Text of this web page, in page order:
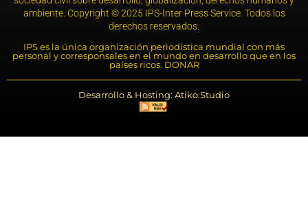
ambiente. Copyright © 2025 IPS-Inter Press Service. Todos los
derechos reservados.
IPS es la única organización periodística mundial con más
personal y corresponsales en el mundo en desarrollo que en los
países ricos. DONAR
Desarrollo & Hosting: Atiko.Studio